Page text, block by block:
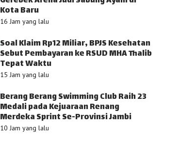
Kota Baru
16 Jam yang lalu
Soal Klaim Rp12 Miliar, BPJS Kesehatan
Sebut Pembayaran ke RSUD MHA Thalib
Tepat Waktu
15 Jam yang lalu
Berang Berang Swimming Club Raih 23
Medali pada Kejuaraan Renang
Merdeka Sprint Se-Provinsi Jambi
10 Jam yang lalu